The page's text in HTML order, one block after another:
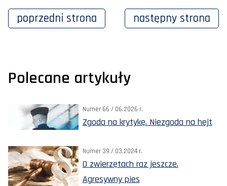
poprzedni strona następny strona
Polecane artykuły
Numer 66 / 06.2026 r.
Zgoda na krytykę. Niezgoda na hejt
Numer 39 / 03.2024 r.
O zwierzętach raz jeszcze.
Agresywny pies